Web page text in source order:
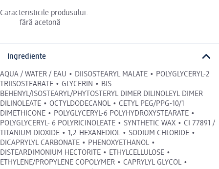
Caracteristicile produsului:
fără acetonă
Ingrediente
AQUA / WATER / EAU • DIISOSTEARYL MALATE • POLYGLYCERYL-2
TRIISOSTEARATE • GLYCERIN • BIS-
BEHENYL/ISOSTEARYL/PHYTOSTERYL DIMER DILINOLEYL DIMER
DILINOLEATE • OCTYLDODECANOL • CETYL PEG/PPG-10/1
DIMETHICONE • POLYGLYCERYL-6 POLYHYDROXYSTEARATE •
POLYGLYCERYL- 6 POLYRICINOLEATE • SYNTHETIC WAX • CI 77891 /
TITANIUM DIOXIDE • 1,2-HEXANEDIOL • SODIUM CHLORIDE •
DICAPRYLYL CARBONATE • PHENOXYETHANOL •
DISTEARDIMONIUM HECTORITE • ETHYLCELLULOSE •
ETHYLENE/PROPYLENE COPOLYMER • CAPRYLYL GLYCOL •